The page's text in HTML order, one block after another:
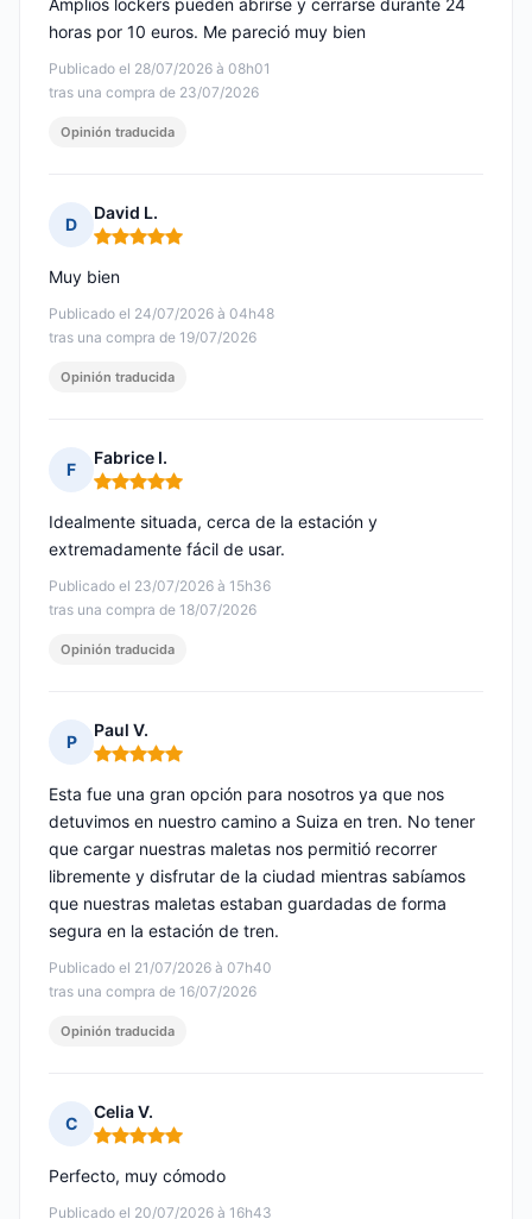
Publicado el 28/07/2026 à 08h01
tras una compra de 23/07/2026
Amplios lockers pueden abrirse y cerrarse durante 24
horas por 10 euros. Me pareció muy bien
Opinión traducida
D
David L.
Nota: 5 de 5
Publicado el 24/07/2026 à 04h48
tras una compra de 19/07/2026
Muy bien
Opinión traducida
F
Fabrice I.
Nota: 5 de 5
Publicado el 23/07/2026 à 15h36
tras una compra de 18/07/2026
Idealmente situada, cerca de la estación y
extremadamente fácil de usar.
Opinión traducida
P
Paul V.
Nota: 5 de 5
Publicado el 21/07/2026 à 07h40
tras una compra de 16/07/2026
Esta fue una gran opción para nosotros ya que nos
detuvimos en nuestro camino a Suiza en tren. No tener
que cargar nuestras maletas nos permitió recorrer
libremente y disfrutar de la ciudad mientras sabíamos
que nuestras maletas estaban guardadas de forma
segura en la estación de tren.
Opinión traducida
C
Celia V.
Nota: 5 de 5
Publicado el 20/07/2026 à 16h43
Perfecto, muy cómodo